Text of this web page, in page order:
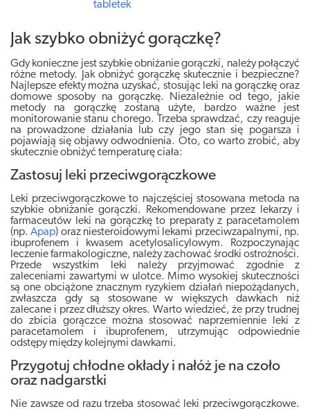
tabletek
Jak szybko obniżyć gorączkę?
Gdy konieczne jest szybkie obniżanie gorączki, należy połączyć
różne metody. Jak obniżyć gorączkę skutecznie i bezpieczne?
Najlepsze efekty można uzyskać, stosując leki na gorączkę oraz
domowe sposoby na gorączkę. Niezależnie od tego, jakie
metody na gorączkę zostaną użyte, bardzo ważne jest
monitorowanie stanu chorego. Trzeba sprawdzać, czy reaguje
na prowadzone działania lub czy jego stan się pogarsza i
pojawiają się objawy odwodnienia. Oto, co warto zrobić, aby
skutecznie obniżyć temperaturę ciała:
Zastosuj leki przeciwgorączkowe
Leki przeciwgorączkowe to najczęściej stosowana metoda na
szybkie obniżanie gorączki. Rekomendowane przez lekarzy i
farmaceutów leki na gorączkę to preparaty z paracetamolem
(np.Apap) oraz niesteroidowymi lekami przeciwzapalnymi, np.
ibuprofenem i kwasem acetylosalicylowym. Rozpoczynając
leczenie farmakologiczne, należy zachować środki ostrożności.
Przede wszystkim leki należy przyjmować zgodnie z
zaleceniami zawartymi w ulotce. Mimo wysokiej skuteczności
są one obciążone znacznym ryzykiem działań niepożądanych,
zwłaszcza gdy są stosowane w większych dawkach niż
zalecane i przez dłuższy okres. Warto wiedzieć, że przy trudnej
do zbicia gorączce można stosować naprzemiennie leki z
paracetamolem i ibuprofenem, utrzymując odpowiednie
odstępy między kolejnymi dawkami.
Przygotuj chłodne okłady i nałóż je na czoło
oraz nadgarstki
Nie zawsze od razu trzeba stosować leki przeciwgorączkowe.